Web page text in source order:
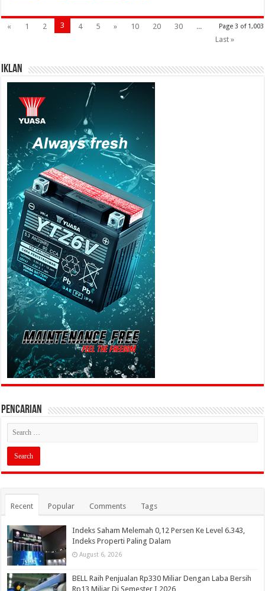
Page 3 of 1,003
« 1 2 3 4 5 » 10 20 30
...
Last »
IKLAN
PENCARIAN
Recent Popular Comments Tags
Indeks Saham Melemah 0,12 Persen Ke Level 6.343,
Indeks Properti Paling Dalam
August 6, 2026
BELL Raih Penjualan Rp330 Miliar Dengan Laba Bersih
Rp13 Miliar Di Semester I 2026